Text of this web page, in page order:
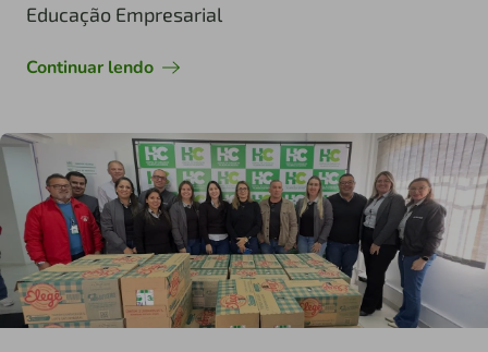
Educação Empresarial
Continuar lendo